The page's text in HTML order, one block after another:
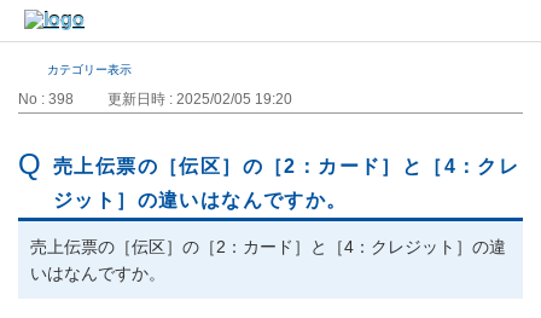
カテゴリー表示
No : 398 更新日時 : 2025/02/05 19:20
売上伝票の［伝区］の［2：カード］と［4：クレ
ジット］の違いはなんですか。
売上伝票の［伝区］の［2：カード］と［4：クレジット］の違
いはなんですか。